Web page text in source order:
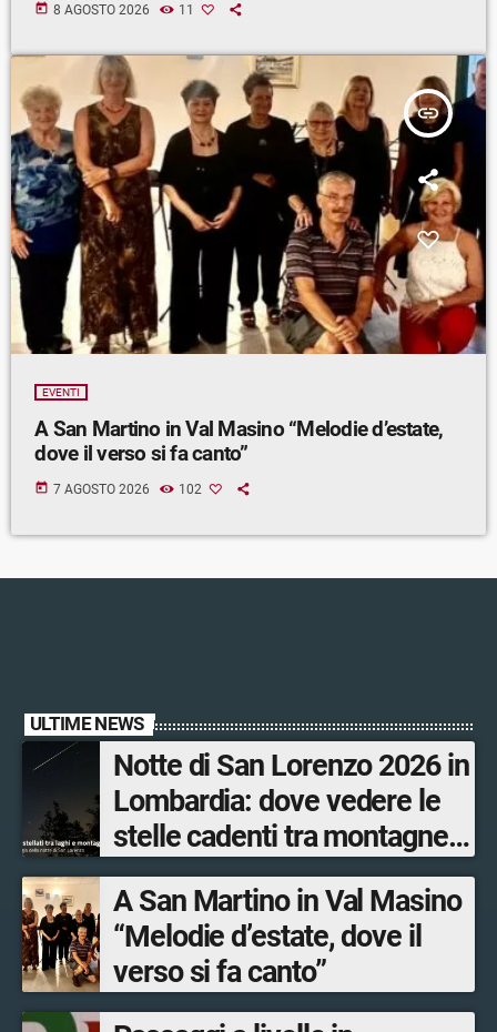
today 8 AGOSTO 2026 11
insert_link
EVENTI
A San Martino in Val Masino “Melodie d’estate,
dove il verso si fa canto”
today 7 AGOSTO 2026 102
ULTIME NEWS
Notte di San Lorenzo 2026 in
Lombardia: dove vedere le
stelle cadenti tra montagne,
osservatori e borghi
A San Martino in Val Masino
“Melodie d’estate, dove il
verso si fa canto”